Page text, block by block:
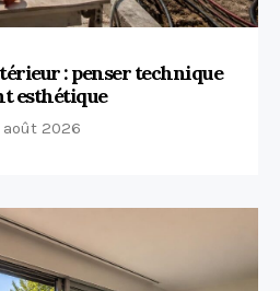
: penser technique
esthétique
août 2026